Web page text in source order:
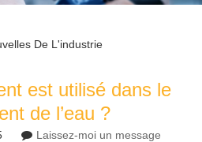
De L'industrie
est utilisé dans le
de l’eau ?
Laissez-moi un message